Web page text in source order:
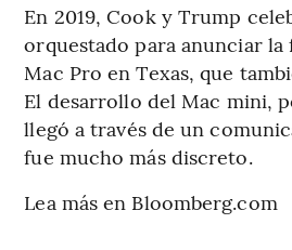
En 2019, Cook y Trump
orquestado para anunciar
Mac Pro en Texas, que
El desarrollo del Mac mini,
llegó a través de un
fue mucho más discreto.
Lea más en Bloomberg.com